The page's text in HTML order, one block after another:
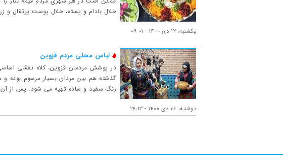
خلال بادام و پسته، خلال پوست پرتقال
یکشنبه، ۱۲ دی ۱۴۰۰ - ۰۹:۰۱
لباس محلی مردم قزوین
در پوشش مردمان قزوین، کلاه نقشی
گذشته هم بین مردان بسیار مرسوم بوده
رنگ سفید و ساده تهیه می شود. پس از آن
دوشنبه، ۰۶ دی ۱۴۰۰ - ۱۴:۱۳